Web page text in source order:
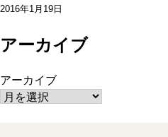
2016年1月19日
アーカイブ
アーカイブ